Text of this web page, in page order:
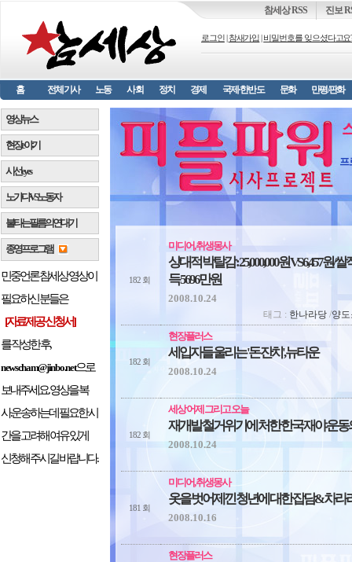
진보
참세상 RSS
로그인 참새가입 비밀번호를 잊으셨다고요
홈 전체기사 노동 사회 정치 경제 국제·한반도 문화 만평/판화
182 회
미디어, 취생몽사
상대적 박탈감 : 25,000,000원 VS 6,457원
득 5696만원
2008.10.24
태그 : 한나라당 /양
182 회
현장플러스
세입자들 울리는 '돈 잔치', 뉴타운
2008.10.24
182 회
세상 어제 그리고 오늘
재개발 철거위기에 처한 한국 재야 운동
2008.10.24
181 회
미디어, 취생몽사
옷을 벗어제낀 청년에 대한 잡담& 차라
2008.10.16
현장플러스
프
영상뉴스
현장 e 야기
시선 e y e s
노가다 VS 노동자
불타는 필름의 연대기
종영프로그램
민중언론 참세상 영상이
필요하신 분들은
[자료제공 신청서]
를 작성한 후,
newscham@jinbo.net으로
보내주세요. 영상을 복
사.운송하는데 필요한 시
간을 고려해 여유 있게
신청해 주시길 바랍니다.